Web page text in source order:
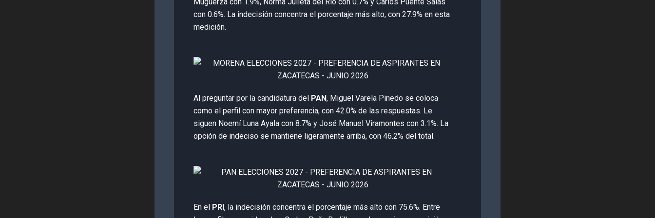
con 0.6%. La indecisión concentra el porcentaje más alto, con 27.9% en esta
medición.
Al preguntar por la candidatura del PAN, Miguel Varela Pinedo se coloca
como el perfil con mayor preferencia, con 42.0% de las respuestas. Le
siguen Noemí Luna Ayala con 8.7% y José Manuel Viramontes con 3.1%. La
opción de indeciso se mantiene ligeramente arriba, con 46.2% del total.
En el PRI, la indecisión concentra el porcentaje más alto con 75.6%. Entre